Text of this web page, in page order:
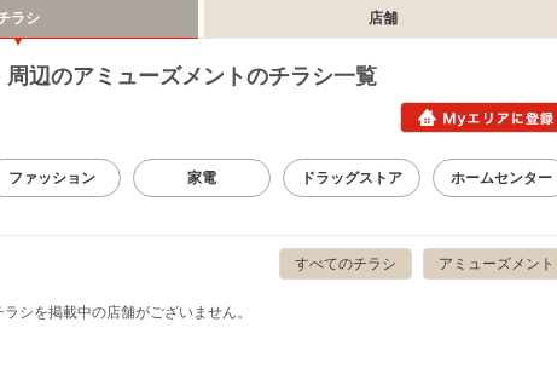
ラシ 店舗
辺のアミューズメントのチラシ一覧
ファッション 家電 ドラッグストア ホームセンター
アミューズメント
すべてのチラシ
シを掲載中の店舗がございません。